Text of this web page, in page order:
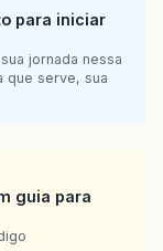
para iniciar
jornada nessa
que serve, sua
guia para